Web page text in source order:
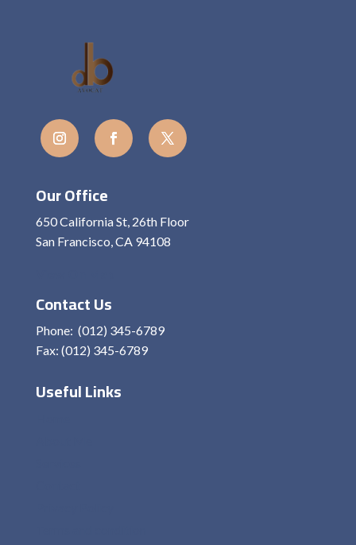
Our Office
650 California St, 26th Floor
San Francisco, CA 94108
Contact Us
Phone: (012) 345-6789
Fax: (012) 345-6789
Useful Links